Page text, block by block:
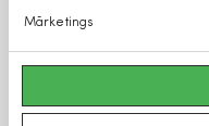
Mārketings